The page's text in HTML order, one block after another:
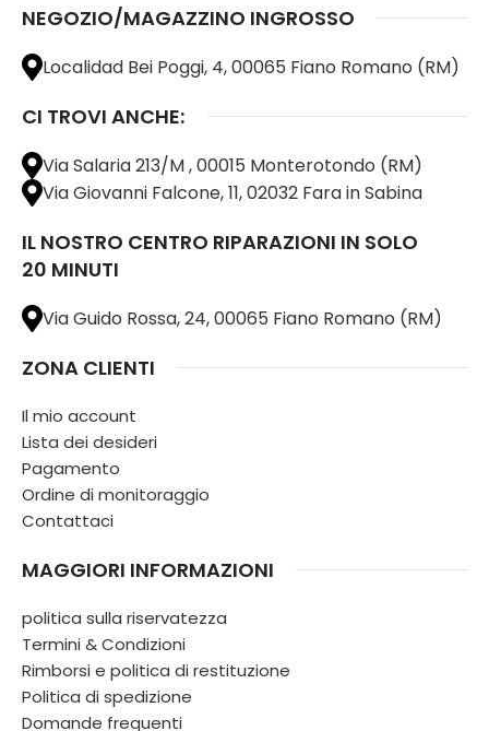
NEGOZIO/MAGAZZINO INGROSSO
Localidad Bei Poggi, 4, 00065 Fiano Romano (RM)
CI TROVI ANCHE:
Via Salaria 213/M , 00015 Monterotondo (RM)
Via Giovanni Falcone, 11, 02032 Fara in Sabina
IL NOSTRO CENTRO RIPARAZIONI IN SOLO
20 MINUTI
Via Guido Rossa, 24, 00065 Fiano Romano (RM)
ZONA CLIENTI
Il mio account
Lista dei desideri
Pagamento
Ordine di monitoraggio
Contattaci
MAGGIORI INFORMAZIONI
politica sulla riservatezza
Termini & Condizioni
Rimborsi e politica di restituzione
Politica di spedizione
Domande frequenti